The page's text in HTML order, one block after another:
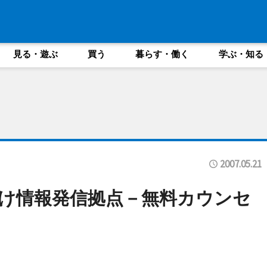
見る・遊ぶ 買う 暮らす・働く 学ぶ・知る
2007.05.21
情報発信拠点－無料カウンセ